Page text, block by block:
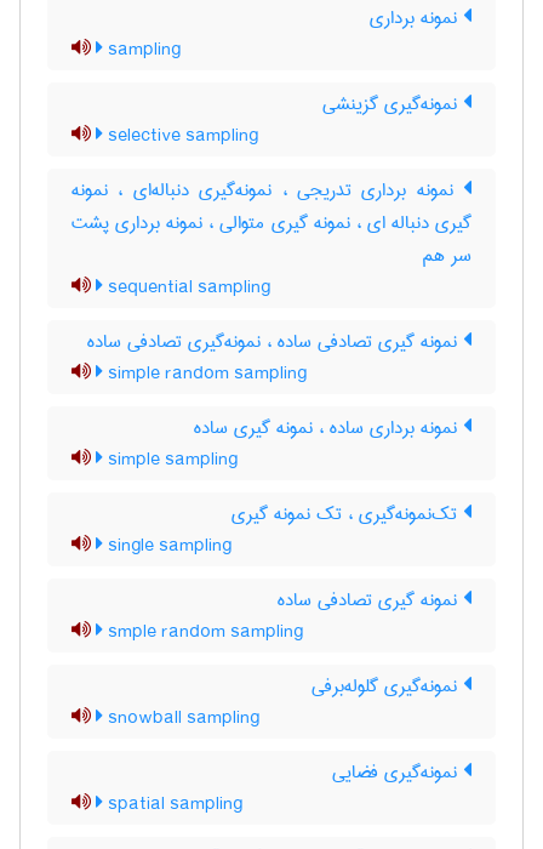
نمونه برداری
sampling
نمونه‌گیری گزینشی
selective sampling
نمونه برداری تدریجی ، نمونه‌گیری دنباله‌ای ، نمونه
گیری دنباله ای ، نمونه گیری متوالی ، نمونه برداری پشت
سر هم
sequential sampling
نمونه گیری تصادفی ساده ، نمونه‌گیری تصادفی ساده
simple random sampling
نمونه برداری ساده ، نمونه گیری ساده
simple sampling
تک‌نمونه‌گیری ، تک نمونه گیری
single sampling
نمونه گیری تصادفی ساده
smple random sampling
نمونه‌گیری گلوله‌برفی
snowball sampling
نمونه‌گیری فضایی
spatial sampling